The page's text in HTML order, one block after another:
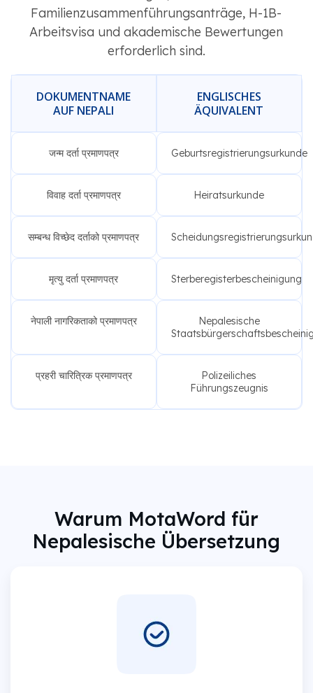
Familienzusammenführungsanträge, H-1B-
Arbeitsvisa und akademische Bewertungen
erforderlich sind.
DOKUMENTNAME
AUF NEPALI
ENGLISCHES
ÄQUIVALENT
जन्म दर्ता प्रमाणपत्र Geburtsregistrierungsurkunde
विवाह दर्ता प्रमाणपत्र Heiratsurkunde
सम्बन्ध विच्छेद दर्ताको प्रमाणपत्र
मृत्यु दर्ता प्रमाणपत्र Sterberegisterbescheinigung
नेपाली नागरिकताको प्रमाणपत्र
Nepalesische
प्रहरी चारित्रिक प्रमाणपत्र
Polizeiliches
Führungszeugnis
Warum MotaWord für
Nepalesische Übersetzung